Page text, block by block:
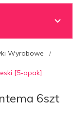
Wyrobowe
[5-opak]
6szt